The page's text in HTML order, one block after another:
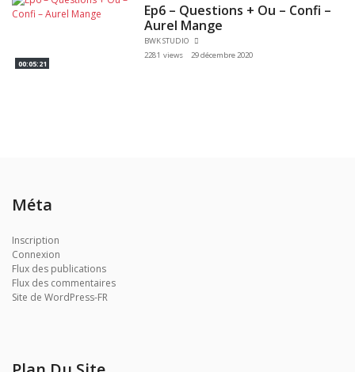
00:05:21
Ep6 – Questions + Ou – Confi –
Aurel Mange
BWK STUDIO
2281 views
29 décembre 2020
Méta
Inscription
Connexion
Flux des publications
Flux des commentaires
Site de WordPress-FR